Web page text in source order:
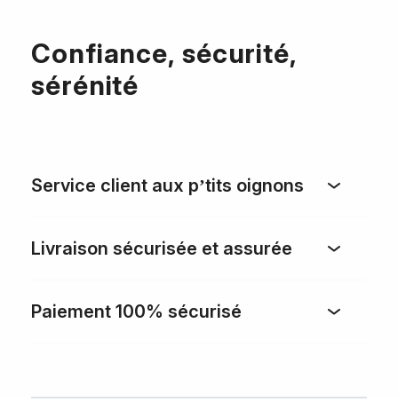
Confiance, sécurité,
sérénité
Service client aux p’tits oignons
Livraison sécurisée et assurée
Paiement 100% sécurisé